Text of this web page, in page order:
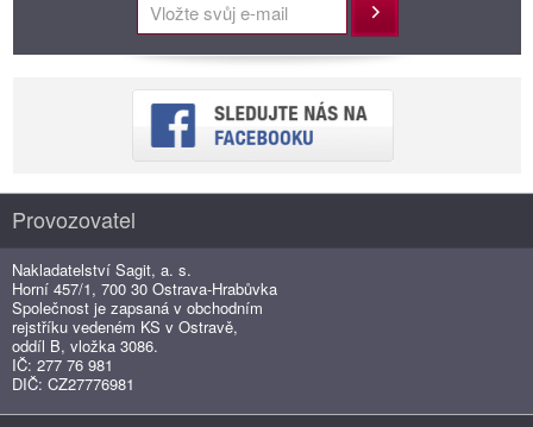
Přihlásit
Provozovatel
Nakladatelství Sagit, a. s.
Horní 457/1, 700 30 Ostrava-Hrabůvka
Společnost je zapsaná v obchodním
rejstříku vedeném KS v Ostravě,
oddíl B, vložka 3086.
IČ: 277 76 981
DIČ: CZ27776981